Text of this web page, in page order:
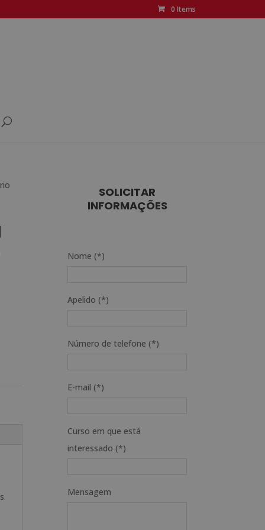
0 Items
SOLICITAR
INFORMAÇÕES
Nome (*)
Apelido (*)
Número de telefone (*)
E-mail (*)
Curso em que está
interessado (*)
Mensagem